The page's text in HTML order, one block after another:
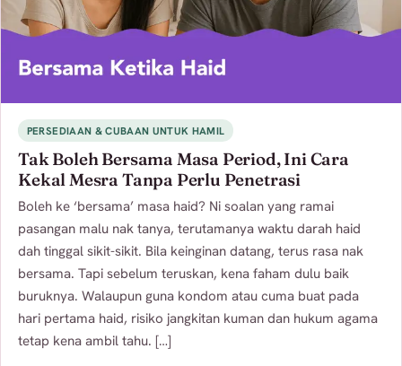
PERSEDIAAN & CUBAAN UNTUK HAMIL
Tak Boleh Bersama Masa Period, Ini Cara
Kekal Mesra Tanpa Perlu Penetrasi
Boleh ke ‘bersama’ masa haid? Ni soalan yang ramai
pasangan malu nak tanya, terutamanya waktu darah haid
dah tinggal sikit-sikit. Bila keinginan datang, terus rasa nak
bersama. Tapi sebelum teruskan, kena faham dulu baik
buruknya. Walaupun guna kondom atau cuma buat pada
hari pertama haid, risiko jangkitan kuman dan hukum agama
tetap kena ambil tahu. […]